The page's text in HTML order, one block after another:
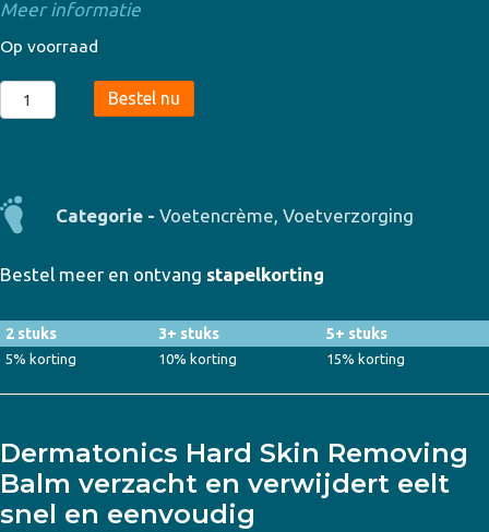
Meer informatie
Op voorraad
Dermatonics
-
Removing
Balm
aantal
Bestel nu
Categorie - Voetencrème, Voetverzorging
Bestel meer en ontvang stapelkorting
2 stuks 3+ stuks 5+ stuks
5% korting 10% korting 15% korting
Dermatonics Hard Skin Removing
Balm verzacht en verwijdert eelt
snel en eenvoudig